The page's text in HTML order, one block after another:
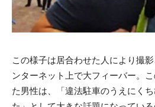
この様子は居合わせた人により撮
ンターネット上で大フィーバー。
た男性は、「違法駐車のうえにく